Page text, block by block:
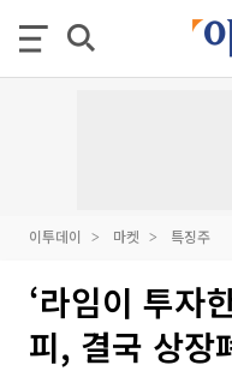
이투데이 마켓 특징주
‘라임이 투자
피, 결국 상장